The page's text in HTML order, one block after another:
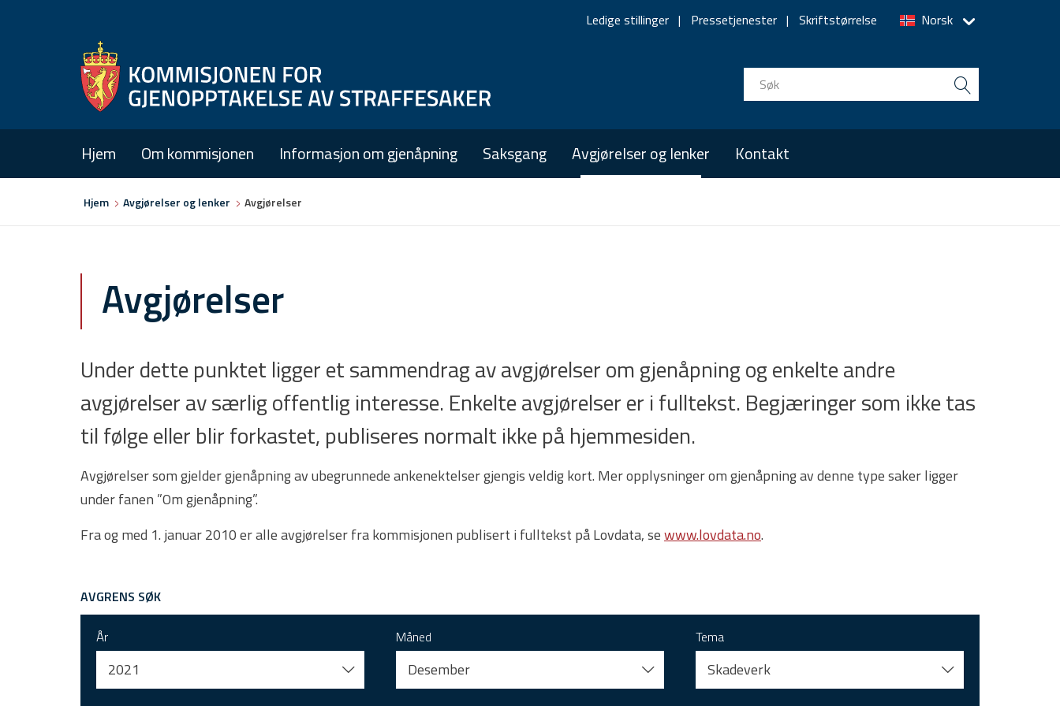
navigation
Norsk
Ledige stillinger Pressetjenester Skriftstørrelse
Hjem Om kommisjonen Informasjon om gjenåpning Saksgang Avgjørelser og lenker Kontakt
Hjem Avgjørelser og lenker Avgjørelser
Avgjørelser
Under dette punktet ligger et sammendrag av avgjørelser om gjenåpning og enkelte andre
avgjørelser av særlig offentlig interesse. Enkelte avgjørelser er i fulltekst. Begjæringer som ikke tas
til følge eller blir forkastet, publiseres normalt ikke på hjemmesiden.
Avgjørelser som gjelder gjenåpning av ubegrunnede ankenektelser gjengis veldig kort. Mer opplysninger om gjenåpning av denne type saker ligger
under fanen ”Om gjenåpning”.
Fra og med 1. januar 2010 er alle avgjørelser fra kommisjonen publisert i fulltekst på Lovdata, sewww.lovdata.no.
AVGRENS SØK
År
2021
Måned
Desember
Tema
Skadeverk